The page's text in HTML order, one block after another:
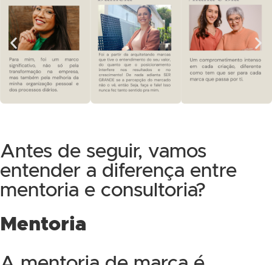
Antes de seguir, vamos
entender a diferença entre
mentoria e consultoria?
Mentoria